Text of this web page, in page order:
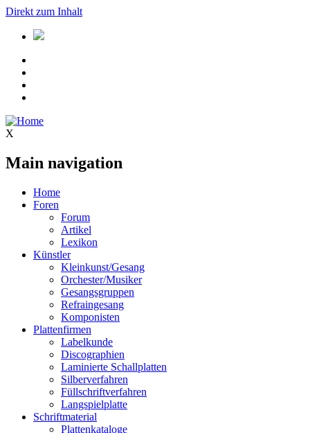
Direkt zum Inhalt
X
Main navigation
Home
Foren
Forum
Artikel
Lexikon
Künstler
Kleinkunst/Gesang
Orchester/Musiker
Gesangsgruppen
Refraingesang
Komponisten
Plattenfirmen
Labelkunde
Discographien
Laminierte Schallplatten
Silberverfahren
Füllschriftverfahren
Langspielplatte
Schriftmaterial
Plattenkataloge